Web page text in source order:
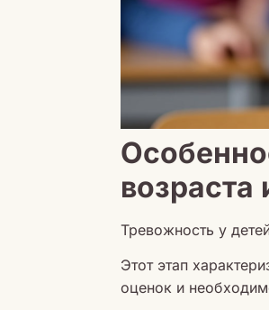
возраста
Тревожность у
Этот этап
оценок и